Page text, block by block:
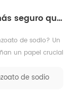
¿Es el sorbato de potasio más seguro que el benzoato de sodio? Un análisis comparativo
de sodio? Un
un papel crucial
de sodio